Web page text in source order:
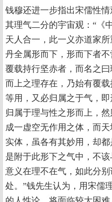
钱穆还进一步指出宋儒性
其理气二分的宇宙观：“《
天人合一，此一义亦道家
丹全属形而下，形而下者
覆载持行坚赤者，而名之
而上之理存在，乃始有覆
等用，又必归属之于气，
归属于理与性之形而上，
成一虚空无作用之体，而
实体，虽各有其妙用，却
是附于此形下之气中，不
意义在理不在气，如此分
处。”钱先生认为，用宋儒